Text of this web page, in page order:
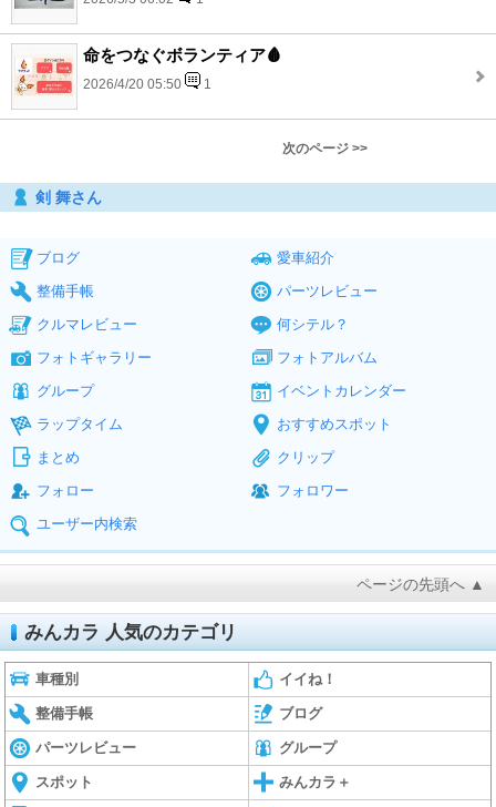
命をつなぐボランティア🩸
2026/4/20 05:50 1
次のページ >>
剣 舞さん
ブログ
愛車紹介
整備手帳
パーツレビュー
クルマレビュー
何シテル？
フォトギャラリー
フォトアルバム
グループ
イベントカレンダー
ラップタイム
おすすめスポット
まとめ
クリップ
フォロー
フォロワー
ユーザー内検索
ページの先頭へ ▲
みんカラ 人気のカテゴリ
車種別 イイね！
整備手帳 ブログ
パーツレビュー グループ
スポット みんカラ＋